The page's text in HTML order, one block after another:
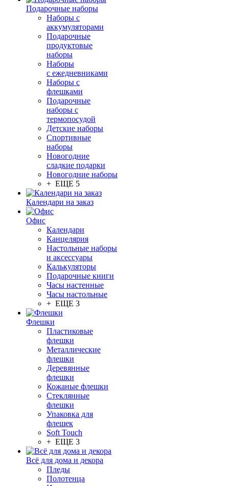
Подарочные наборы
Наборы с
аккумуляторами
Подарочные
продуктовые
наборы
Наборы
с ежедневниками
Наборы с
флешками
Подарочные
наборы с
термопосудой
Детские наборы
Спортивные
наборы
Новогодние
сладкие подарки
Новогодние наборы
+ ЕЩЕ 5
Календари на заказ
Офис
Календари
Канцелярия
Настольные наборы
и аксессуары
Калькуляторы
Подарочные книги
Часы настенные
Часы настольные
+ ЕЩЕ 3
Флешки
Пластиковые
флешки
Металлические
флешки
Деревянные
флешки
Кожаные флешки
Стеклянные
флешки
Упаковка для
флешек
Soft Touch
+ ЕЩЕ 3
Всё для дома и декора
Пледы
Полотенца